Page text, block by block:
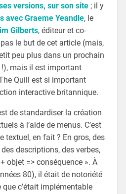
versions, sur son site ; il y
avec Graeme Yeandle, le
Gilberts, éditeur et co-
le but de cet article (mais,
peu plus dans un prochain
!), mais il est important
Quill est si important
interactive britannique.
de standardiser la création
à l’aide de menus. C’est
textuel, en fait ? En gros, des
descriptions, des verbes,
objet => conséquence ». À
80), il était de notoriété
c’était implémentable